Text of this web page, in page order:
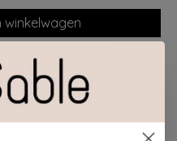
winkelwagen